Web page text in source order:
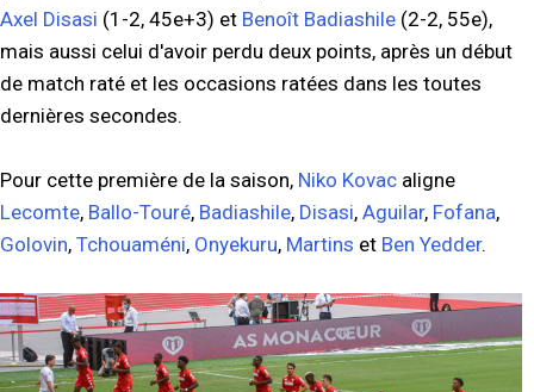
Axel Disasi (1-2, 45e+3) et Benoît Badiashile (2-2, 55e),
mais aussi celui d'avoir perdu deux points, après un début
de match raté et les occasions ratées dans les toutes
dernières secondes.
Pour cette première de la saison, Niko Kovac aligne
Lecomte, Ballo-Touré, Badiashile, Disasi, Aguilar, Fofana,
Golovin, Tchouaméni, Onyekuru, Martins et Ben Yedder.